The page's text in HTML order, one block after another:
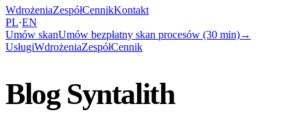
WdrożeniaZespółCennikKontakt
PL·EN
Umów skanUmów bezpłatny skan procesów (30 min)→
UsługiWdrożeniaZespółCennik
Blog Syntalith